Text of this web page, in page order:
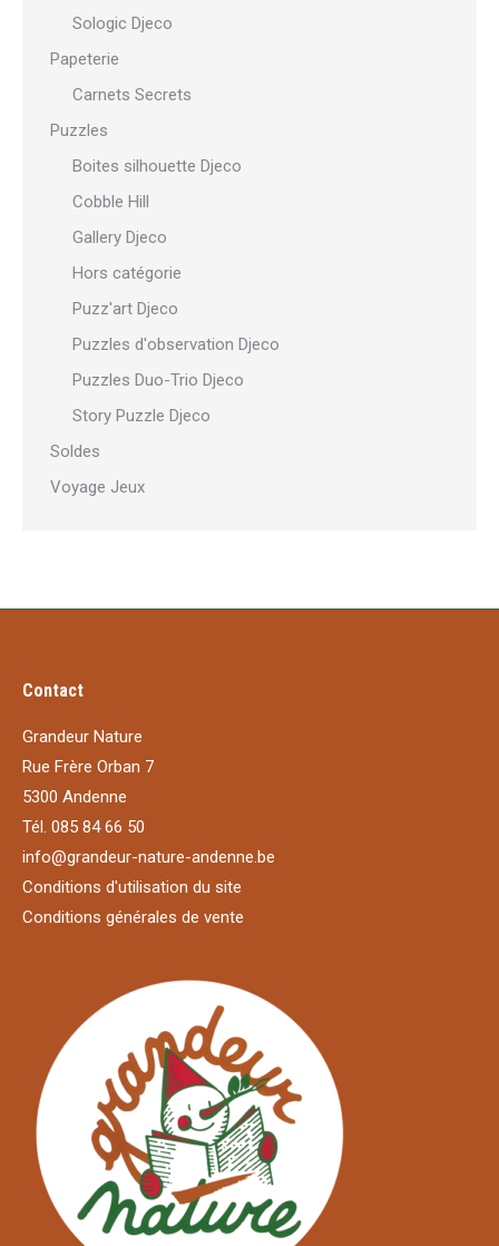
Sologic Djeco
Papeterie
Carnets Secrets
Puzzles
Boites silhouette Djeco
Cobble Hill
Gallery Djeco
Hors catégorie
Puzz'art Djeco
Puzzles d'observation Djeco
Puzzles Duo-Trio Djeco
Story Puzzle Djeco
Soldes
Voyage Jeux
Contact
Grandeur Nature
Rue Frère Orban 7
5300 Andenne
Tél. 085 84 66 50
info@grandeur-nature-andenne.be
Conditions d'utilisation du site
Conditions générales de vente